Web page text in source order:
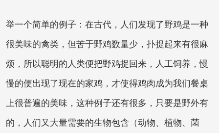
举一个简单的例子：在古代，人们发现了野鸡是一种
很美味的禽类，但苦于野鸡数量少，扑捉起来有很麻
烦，所以聪明的人类便把野鸡捉回来，人工饲养，慢
慢的便出现了现在的家鸡，才使得鸡肉成为我们餐桌
上很普遍的美味，这种例子还有很多，只要是野外有
的，人们又大量需要的生物包含（动物、植物、菌